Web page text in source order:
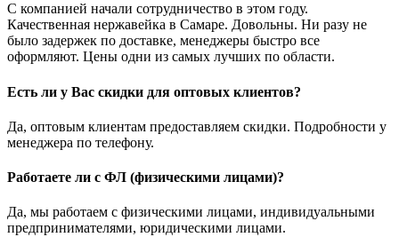
С компанией начали сотрудничество в этом году.
Качественная нержавейка в Самаре. Довольны. Ни разу не
было задержек по доставке, менеджеры быстро все
оформляют. Цены одни из самых лучших по области.
Есть ли у Вас скидки для оптовых клиентов?
Да, оптовым клиентам предоставляем скидки. Подробности у
менеджера по телефону.
Работаете ли с ФЛ (физическими лицами)?
Да, мы работаем с физическими лицами, индивидуальными
предпринимателями, юридическими лицами.